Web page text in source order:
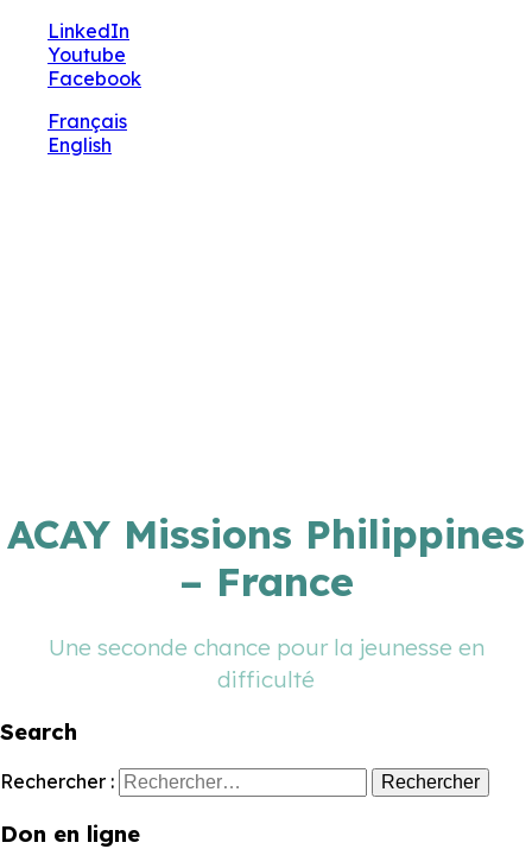
LinkedIn
Youtube
Facebook
Français
English
ACAY Missions Philippines
– France
Une seconde chance pour la jeunesse en
difficulté
Search
Rechercher :
Don en ligne
🔧 Notre site fait peau neuve ! Informations et
charte graphique en cours de mise à jour : merci
pour votre patience.